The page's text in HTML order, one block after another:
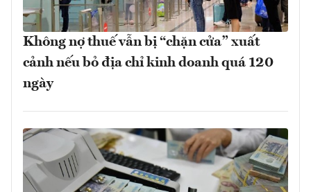
Không nợ thuế vẫn bị “chặn cửa” xuất
cảnh nếu bỏ địa chỉ kinh doanh quá 120
ngày